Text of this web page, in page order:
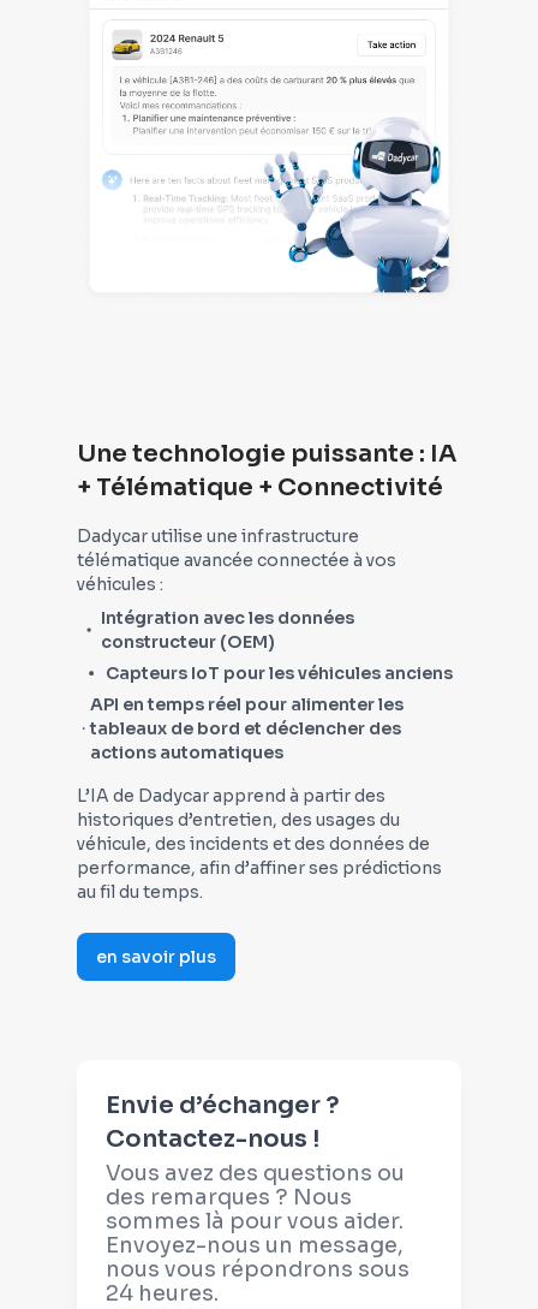
Une technologie puissante : IA
+ Télématique + Connectivité
Dadycar utilise une infrastructure
télématique avancée connectée à vos
véhicules :
Intégration avec les données
constructeur (OEM)
Capteurs IoT pour les véhicules anciens
API en temps réel pour alimenter les
tableaux de bord et déclencher des
actions automatiques
L’IA de Dadycar apprend à partir des
historiques d’entretien, des usages du
véhicule, des incidents et des données de
performance, afin d’affiner ses prédictions
au fil du temps.
en savoir plus
Envie d’échanger ?
Contactez-nous !
Vous avez des questions ou
des remarques ? Nous
sommes là pour vous aider.
Envoyez-nous un message,
nous vous répondrons sous
24 heures.